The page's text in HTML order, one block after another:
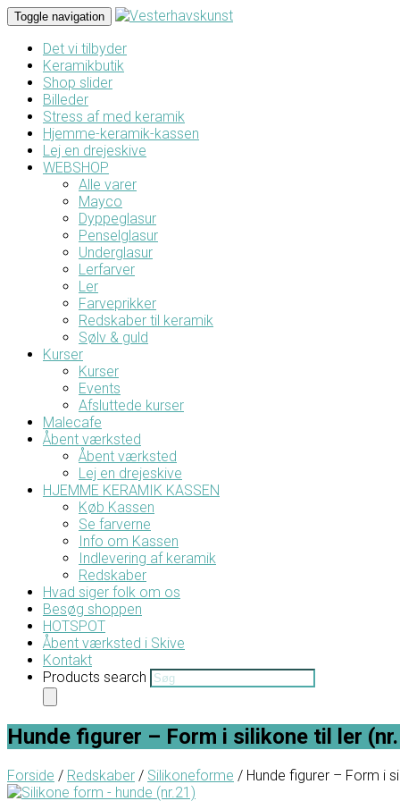
Toggle navigation
Det vi tilbyder
Keramikbutik
Shop slider
Billeder
Stress af med keramik
Hjemme-keramik-kassen
Lej en drejeskive
WEBSHOP
Alle varer
Mayco
Dyppeglasur
Penselglasur
Underglasur
Lerfarver
Ler
Farveprikker
Redskaber til keramik
Sølv & guld
Kurser
Kurser
Events
Afsluttede kurser
Malecafe
Åbent værksted
Åbent værksted
Lej en drejeskive
HJEMME KERAMIK KASSEN
Køb Kassen
Se farverne
Info om Kassen
Indlevering af keramik
Redskaber
Hvad siger folk om os
Besøg shoppen
HOTSPOT
Åbent værksted i Skive
Kontakt
Products search
Hunde figurer – Form i silikone til ler
Forside / Redskaber / Silikoneforme / Hunde figurer – Form i